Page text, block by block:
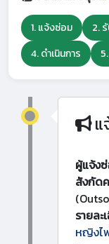
1. แจ้งซ่อม 2.
4. ดำเนินการ
แ
ผู้แจ้ง
สังกัด
รายละ
หญิงไ